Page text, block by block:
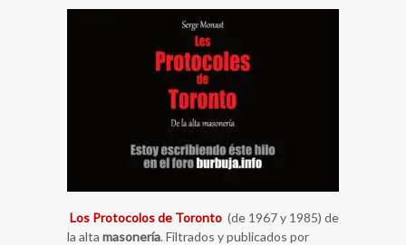
Los Protocolos de Toronto (de 1967 y 1985) de
la alta masonería. Filtrados y publicados por